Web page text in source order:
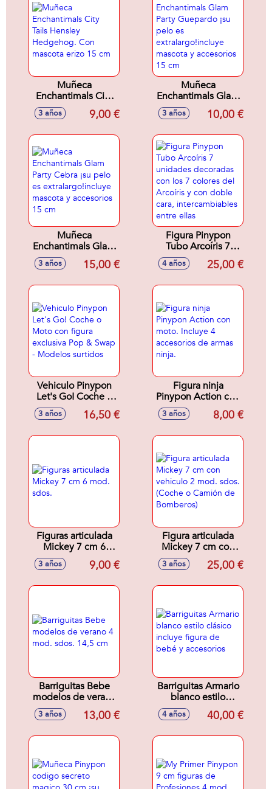
Muñeca
Enchantimals City
Tails Hensley
Hedgehog. Con
3 años 9,00 €
Muñeca
Enchantimals Glam
Party Guepardo ¡su
pelo es
mascota y
accesorios 15 cm
3 años 10,00 €
Muñeca
Enchantimals Glam
Party Cebra ¡su
pelo es
3 años 15,00 €
Figura Pinypon
Tubo Arcoíris 7
unidades
decoradas con los
intercambiables
entre ellas
4 años 25,00 €
Vehiculo Pinypon
Let's Go! Coche o
Moto con figura
exclusiva Pop &
3 años 16,50 €
Figura ninja
Pinypon Action con
moto. Incluye 4
accesorios de
3 años 8,00 €
Figuras articulada
Mickey 7 cm 6
mod. sdos.
3 años 9,00 €
Figura articulada
Mickey 7 cm con
vehiculo 2 mod.
sdos. (Coche o
3 años 25,00 €
Barriguitas Bebe
modelos de verano
4 mod. sdos. 14,5
3 años 13,00 €
Barriguitas Armario
blanco estilo
clásico incluye
figura de bebé y
4 años 40,00 €